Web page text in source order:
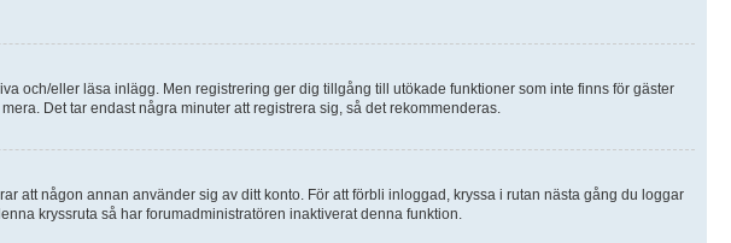
och/eller läsa inlägg. Men registrering ger dig tillgång till utökade funktioner som inte finns för gäster
Det tar endast några minuter att registrera sig, så det rekommenderas.
att någon annan använder sig av ditt konto. För att förbli inloggad, kryssa i rutan nästa gång du loggar
kryssruta så har forumadministratören inaktiverat denna funktion.